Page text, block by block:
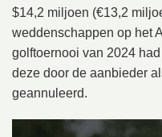
$14,2 miljoen (€13,2
weddenschappen op het
golftoernooi van 2024
deze door de aanbieder
geannuleerd.